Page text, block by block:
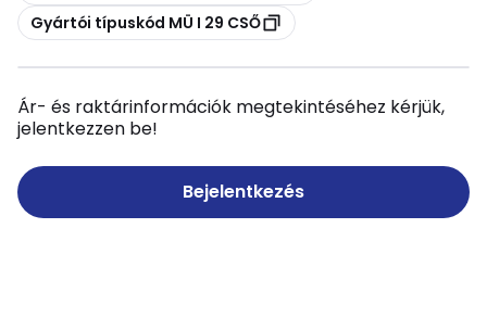
Másolás
Gyártói típuskód MÜ I 29 CSŐ
Ár- és raktárinformációk megtekintéséhez kérjük,
jelentkezzen be!
Bejelentkezés